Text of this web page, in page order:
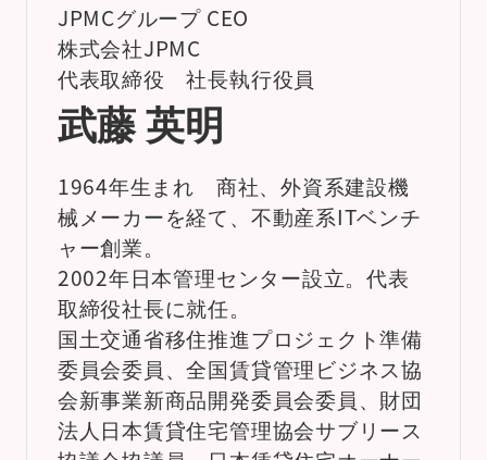
JPMCグループ CEO
株式会社JPMC
代表取締役 社長執行役員
武藤 英明
1964年生まれ 商社、外資系建設機
械メーカーを経て、不動産系ITベンチ
ャー創業。
2002年日本管理センター設立。代表
取締役社長に就任。
国土交通省移住推進プロジェクト準備
委員会委員、全国賃貸管理ビジネス協
会新事業新商品開発委員会委員、財団
法人日本賃貸住宅管理協会サブリース